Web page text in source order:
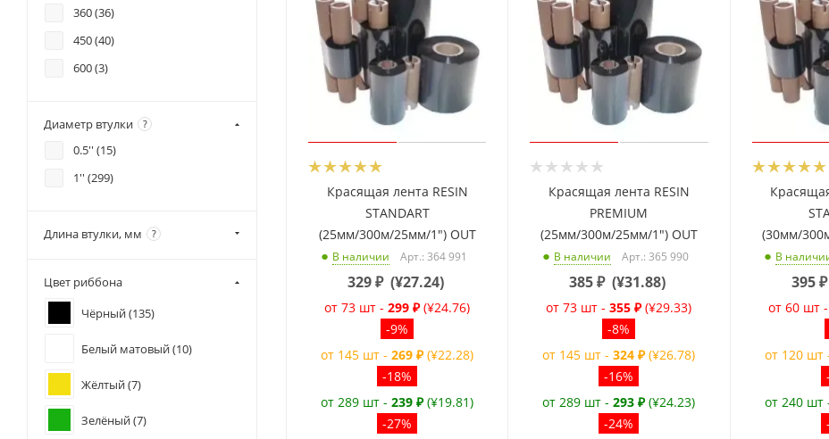
Красящая лента RESIN
STANDART
(25мм/300м/25мм/1") OUT
В наличии Арт.: 364 991
329₽ (¥27.24)
от 73 шт -299 ₽ (¥24.76)
-9%
от 145 шт -269 ₽ (¥22.28)
-18%
от 289 шт -239 ₽ (¥19.81)
-27%
Красящая лента RESIN
PREMIUM
(25мм/300м/25мм/1") OUT
В наличии Арт.: 365 990
385₽ (¥31.88)
от 73 шт -355 ₽ (¥29.33)
-8%
от 145 шт -324 ₽ (¥26.78)
-16%
от 289 шт -293 ₽ (¥24.23)
-24%
(30мм/
В
395₽
от 60 шт -
от 120 шт
от 240 шт
75 (6)
80 (14)
81 (1)
90 (4)
100 (1)
102 (20)
104 (1)
130 (
140 (2)
156 (4)
160 (
360 (36)
450 (40)
600 (3)
Диаметр втулки ?
0.5'' (15)
1'' (299)
Длина втулки, мм ?
Цвет риббона
Чёрный (135)
Белый матовый (10)
Жёлтый (7)
Зелёный (7)